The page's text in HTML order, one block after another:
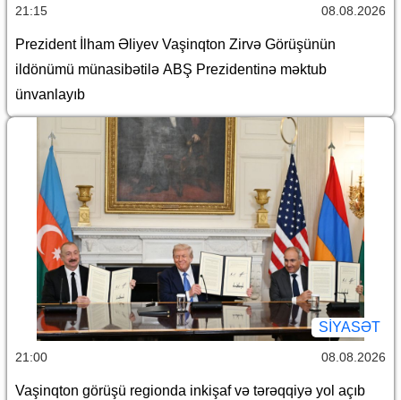
21:15 08.08.2026
Prezident İlham Əliyev Vaşinqton Zirvə Görüşünün
ildönümü münasibətilə ABŞ Prezidentinə məktub
ünvanlayıb
SİYASƏT
21:00 08.08.2026
Vaşinqton görüşü regionda inkişaf və tərəqqiyə yol açıb